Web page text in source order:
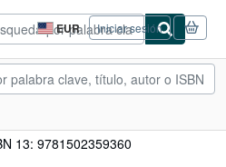
EUR
Preferencias
de
compra
del
Iniciar sesión
13: 9781502359360